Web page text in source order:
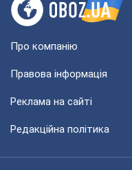
Про компанію
Правова інформація
Реклама на сайті
Редакційна політика